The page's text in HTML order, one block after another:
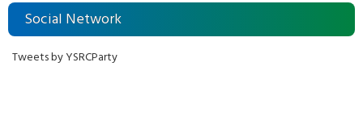
Social Network
Tweets by YSRCParty